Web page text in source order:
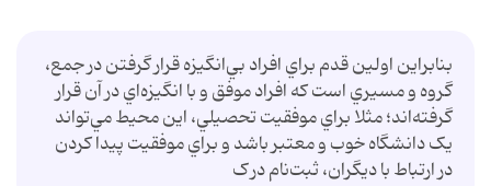
بنابراين اولين قدم براي افراد بي‌انگيزه قرار گرفتن در جمع،
گروه و مسيري است که افراد موفق و با انگيزه‌اي در آن قرار
گرفته‌اند؛ مثلا براي موفقيت تحصيلي، اين محيط مي‌تواند
يک دانشگاه خوب و معتبر باشد و براي موفقيت پيدا کردن
در ارتباط با ديگران، ثبت‌نام در ک